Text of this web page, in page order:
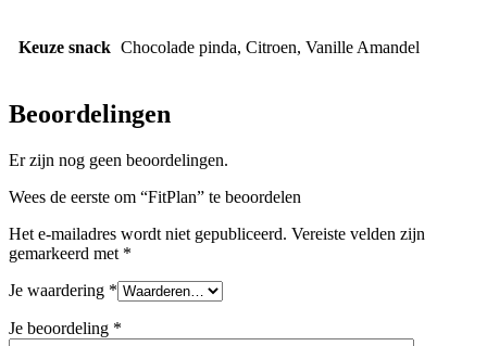
Keuze snack Chocolade pinda, Citroen, Vanille Amandel
Beoordelingen
Er zijn nog geen beoordelingen.
Wees de eerste om “FitPlan” te beoordelen
Het e-mailadres wordt niet gepubliceerd. Vereiste velden zijn
gemarkeerd met *
Je waardering *
Je beoordeling *